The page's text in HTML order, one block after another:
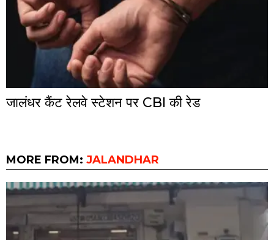
जालंधर कैंट रेलवे स्टेशन पर CBI की रेड
MORE FROM: JALANDHAR